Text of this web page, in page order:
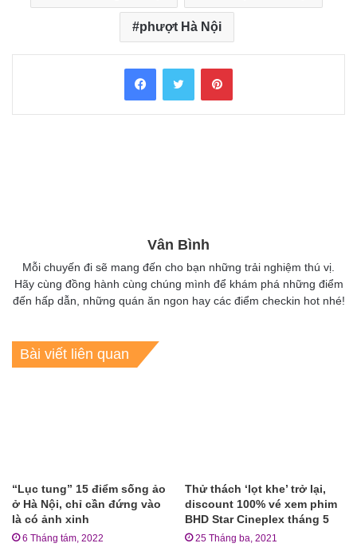
phượt Hà Nội
FacebookTwitter Pinterest
Vân Bình
Mỗi chuyến đi sẽ mang đến cho bạn những trải nghiệm thú vị.
Hãy cùng đồng hành cùng chúng mình để khám phá những điểm
đến hấp dẫn, những quán ăn ngon hay các điểm checkin hot nhé!
Bài viết liên quan
“Lục tung” 15 điểm sống ảo
ở Hà Nội, chỉ cần đứng vào
là có ảnh xinh
6 Tháng tám, 2022
Thử thách ‘lọt khe’ trở lại,
discount 100% vé xem phim
BHD Star Cineplex tháng 5
25 Tháng ba, 2021